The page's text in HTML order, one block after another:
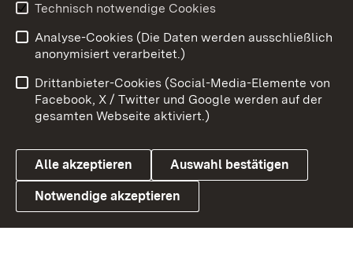
Link zum Landesportal
Impressum
Kontakt
Barrierefreiheit
Datenschutz
Cookies
Technisch notwendige Cookies
Analyse-Cookies (Die Daten werden ausschließlich
anonymisiert verarbeitet.)
Drittanbieter-Cookies (Social-Media-Elemente von
Facebook, X / Twitter und Google werden auf der
gesamten Webseite aktiviert.)
Alle akzeptieren Auswahl bestätigen
Notwendige akzeptieren